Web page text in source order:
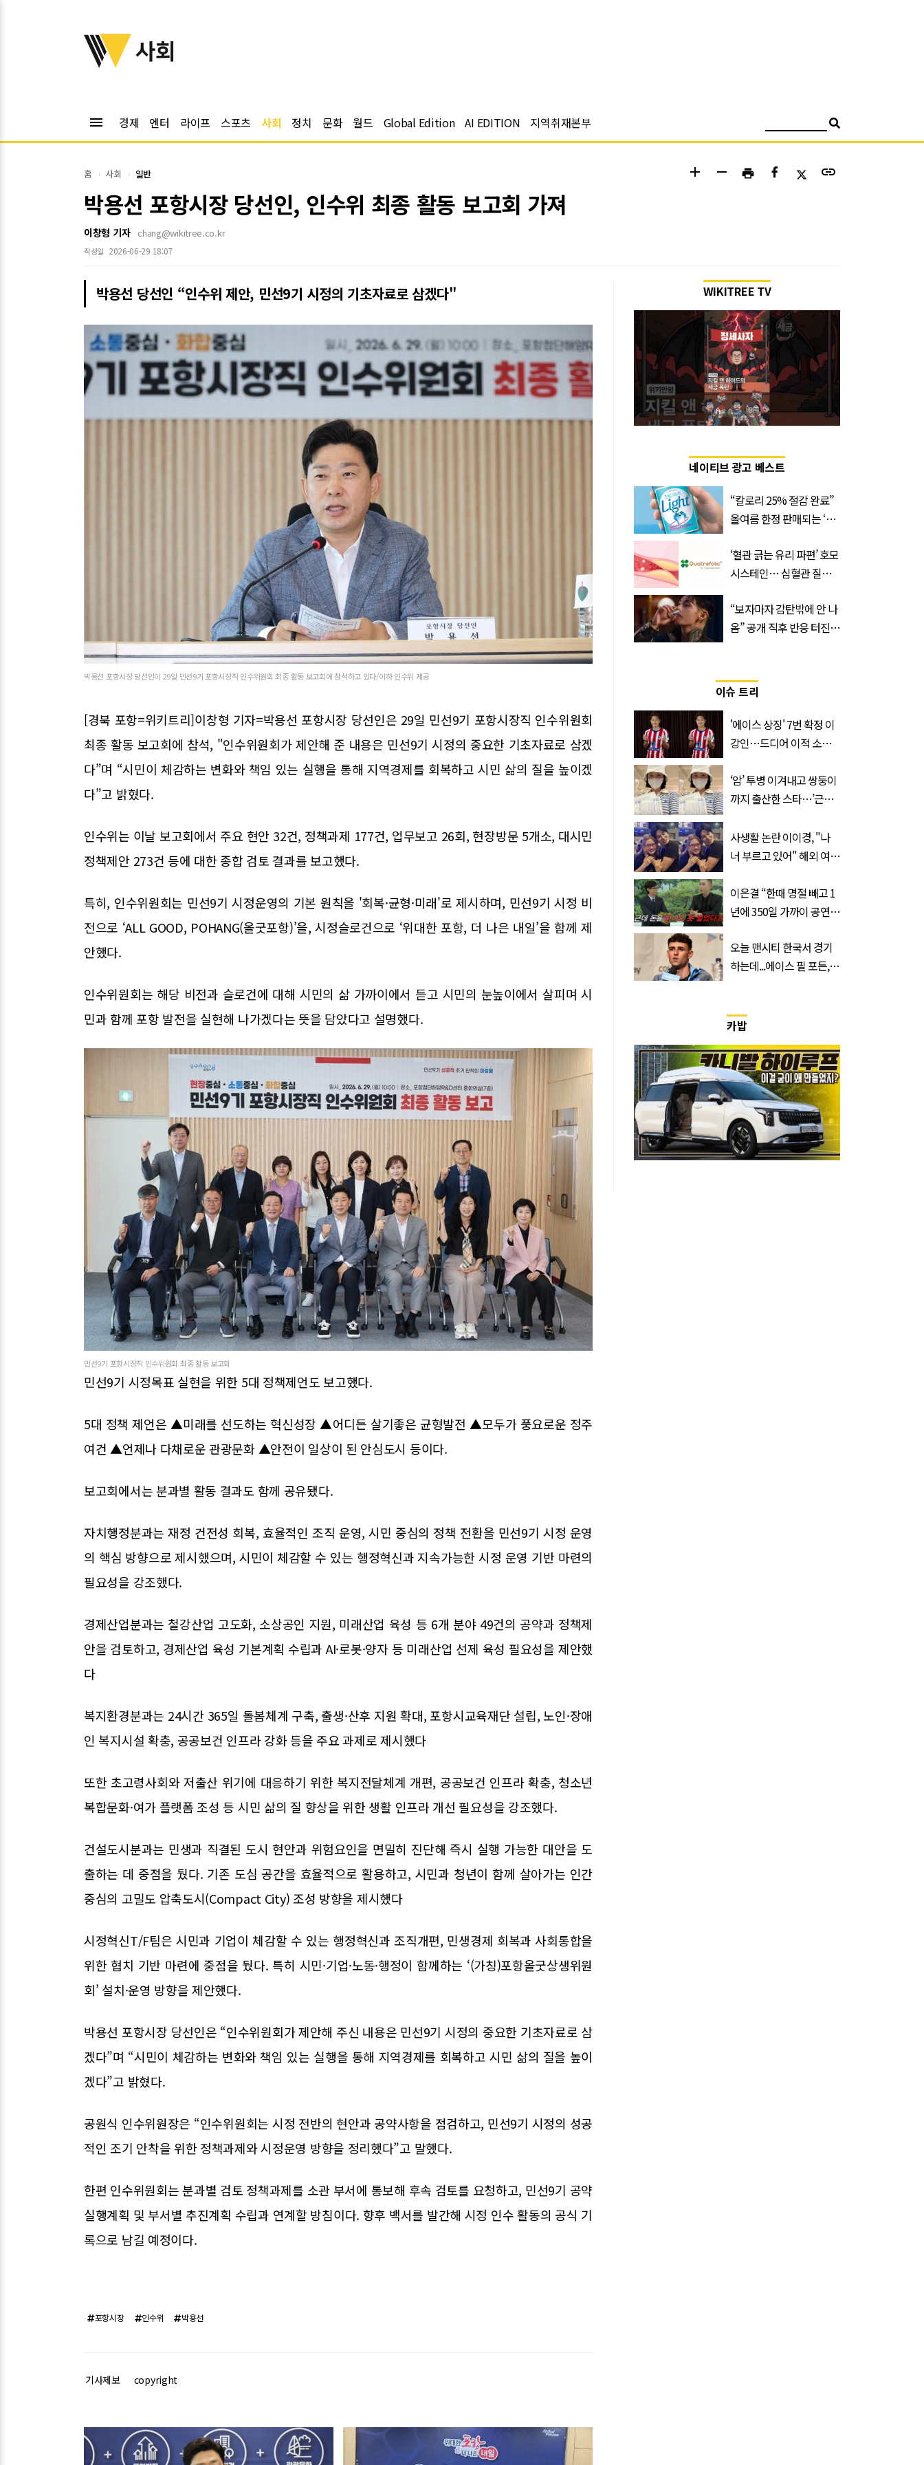
위키트리
사회
menu 경제 엔터 라이프 스포츠 사회 정치 문화 월드 Global Edition AI EDITION 지역취재본부
홈 사회 일반 add remove print link
박용선 포항시장 당선인, 인수위 최종 활동 보고회 가져
이창형 기자 chang@wikitree.co.kr
작성일 2026-06-29 18:07
박용선 당선인 “인수위 제안, 민선9기 시정의 기초자료로 삼겠다"
박용선 포항시장 당선인이 29일 민선9기 포항시장직 인수위원회 최종 활동 보고회에 참석하고 있다/이하 인수위 제공
[경북 포항=위키트리]이창형 기자=박용선 포항시장 당선인은 29일 민선9기 포항시장직 인수위원회
최종 활동 보고회에 참석, "인수위원회가 제안해 준 내용은 민선9기 시정의 중요한 기초자료로 삼겠
다”며 “시민이 체감하는 변화와 책임 있는 실행을 통해 지역경제를 회복하고 시민 삶의 질을 높이겠
다”고 밝혔다.
인수위는 이날 보고회에서 주요 현안 32건, 정책과제 177건, 업무보고 26회, 현장방문 5개소, 대시민
정책제안 273건 등에 대한 종합 검토 결과를 보고했다.
특히, 인수위원회는 민선9기 시정운영의 기본 원칙을 '회복·균형·미래'로 제시하며, 민선9기 시정 비
전으로 ‘ALL GOOD, POHANG(올굿포항)’을, 시정슬로건으로 ‘위대한 포항, 더 나은 내일’을 함께 제
안했다.
인수위원회는 해당 비전과 슬로건에 대해 시민의 삶 가까이에서 듣고 시민의 눈높이에서 살피며 시
민과 함께 포항 발전을 실현해 나가겠다는 뜻을 담았다고 설명했다.
민선9기 포항시장직 인수위원회 최종 활동 보고회
민선9기 시정목표 실현을 위한 5대 정책제언도 보고했다.
5대 정책 제언은 ▲미래를 선도하는 혁신성장 ▲어디든 살기좋은 균형발전 ▲모두가 풍요로운 정주
여건 ▲언제나 다채로운 관광문화 ▲안전이 일상이 된 안심도시 등이다.
보고회에서는 분과별 활동 결과도 함께 공유됐다.
자치행정분과는 재정 건전성 회복, 효율적인 조직 운영, 시민 중심의 정책 전환을 민선9기 시정 운영
의 핵심 방향으로 제시했으며, 시민이 체감할 수 있는 행정혁신과 지속가능한 시정 운영 기반 마련의
필요성을 강조했다.
경제산업분과는 철강산업 고도화, 소상공인 지원, 미래산업 육성 등 6개 분야 49건의 공약과 정책제
안을 검토하고, 경제산업 육성 기본계획 수립과 AI·로봇·양자 등 미래산업 선제 육성 필요성을 제안했
다
복지환경분과는 24시간 365일 돌봄체계 구축, 출생·산후 지원 확대, 포항시교육재단 설립, 노인·장애
인 복지시설 확충, 공공보건 인프라 강화 등을 주요 과제로 제시했다
또한 초고령사회와 저출산 위기에 대응하기 위한 복지전달체계 개편, 공공보건 인프라 확충, 청소년
복합문화·여가 플랫폼 조성 등 시민 삶의 질 향상을 위한 생활 인프라 개선 필요성을 강조했다.
건설도시분과는 민생과 직결된 도시 현안과 위험요인을 면밀히 진단해 즉시 실행 가능한 대안을 도
출하는 데 중점을 뒀다. 기존 도심 공간을 효율적으로 활용하고, 시민과 청년이 함께 살아가는 인간
중심의 고밀도 압축도시(Compact City) 조성 방향을 제시했다
시정혁신T/F팀은 시민과 기업이 체감할 수 있는 행정혁신과 조직개편, 민생경제 회복과 사회통합을
위한 협치 기반 마련에 중점을 뒀다. 특히 시민·기업·노동·행정이 함께하는 ‘(가칭)포항올굿상생위원
회’ 설치·운영 방향을 제안했다.
박용선 포항시장 당선인은 “인수위원회가 제안해 주신 내용은 민선9기 시정의 중요한 기초자료로 삼
겠다”며 “시민이 체감하는 변화와 책임 있는 실행을 통해 지역경제를 회복하고 시민 삶의 질을 높이
겠다”고 밝혔다.
공원식 인수위원장은 “인수위원회는 시정 전반의 현안과 공약사항을 점검하고, 민선9기 시정의 성공
적인 조기 안착을 위한 정책과제와 시정운영 방향을 정리했다”고 말했다.
한편 인수위원회는 분과별 검토 정책과제를 소관 부서에 통보해 후속 검토를 요청하고, 민선9기 공약
실행계획 및 부서별 추진계획 수립과 연계할 방침이다. 향후 백서를 발간해 시정 인수 활동의 공식 기
록으로 남길 예정이다.
포항시장 인수위 박용선
기사제보 copyright
관련기사
WIKITREE TV
네이티브 광고 베스트
“칼로리 25% 절감 완료”
올여름 한정 판매되는 ‘최
‘혈관 긁는 유리 파편’ 호모
시스테인… 심혈관 질환
“보자마자 감탄밖에 안 나
옴” 공개 직후 반응 터진
이슈 트리
'에이스 상징' 7번 확정 이
강인…드디어 이적 소감
‘암’ 투병 이겨내고 쌍둥이
까지 출산한 스타…’근황’
사생활 논란 이이경, "나
너 부르고 있어" 해외 여배
이은결 “한때 명절 빼고 1
년에 350일 가까이 공연했
(이유)
오늘 맨시티 한국서 경기
하는데...에이스 필 포든,
카밥